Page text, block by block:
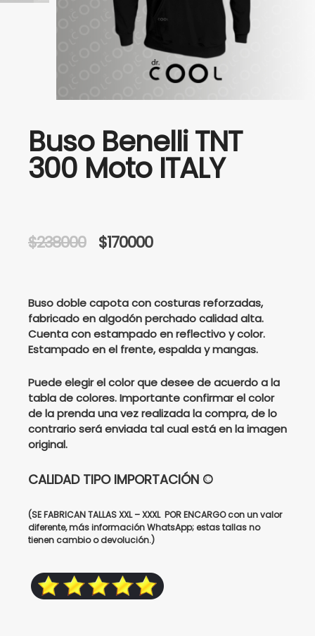
Buso Benelli TNT
300 Moto ITALY
$238000
Original
was:
$238000.
$170000Current
is:
$170000.
Buso doble capota con costuras reforzadas,
fabricado en algodón perchado calidad alta.
Cuenta con estampado en reflectivo y color.
Estampado en el frente, espalda y mangas.
Puede elegir el color que desee de acuerdo a la
tabla de colores. Importante confirmar el color
de la prenda una vez realizada la compra, de lo
contrario será enviada tal cual está en la imagen
original.
CALIDAD TIPO IMPORTACIÓN ©
(SE FABRICAN TALLAS XXL – XXXL POR ENCARGO con un valor
diferente, más información WhatsApp; estas tallas no
tienen cambio o devolución.)